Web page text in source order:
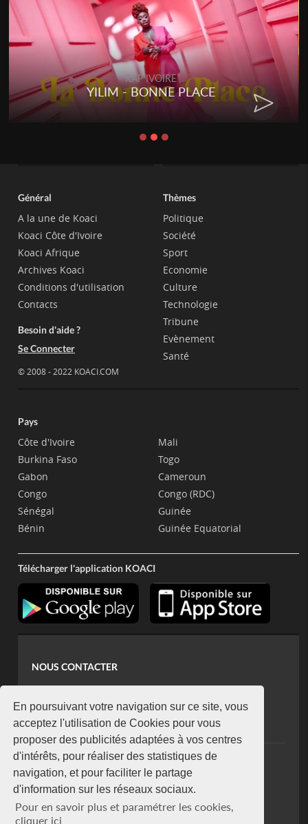
En poursuivant votre navigation sur ce site, vous
acceptez l'utilisation de Cookies pour vous
proposer des publicités adaptées à vos centres
d'intérêts, pour réaliser des statistiques de
navigation, et pour faciliter le partage
d'information sur les réseaux sociaux.
Pour en savoir plus et paramétrer les cookies,
cliquer ici
IVOIRE
PLACE
RAP
RENARD
Général
A la une de Koaci
Koaci Côte d'Ivoire
Koaci Afrique
Archives Koaci
Conditions d'utilisation
Contacts
Besoin d'aide ?
Se Connecter
© 2008 - 2022 KOACI.COM
Thèmes
Politique
Société
Sport
Economie
Culture
Technologie
Tribune
Evènement
Santé
Pays
Côte d'Ivoire
Burkina Faso
Gabon
Congo
Sénégal
Bénin
Mali
Togo
Cameroun
Congo (RDC)
Guinée
Guinée Equatorial
Télécharger l'application KOACI
NOUS CONTACTER
koaci@yahoo.fr
+225 07 08 85 52 93
NEWSLETTER
Restez connecté via notre newsletter
S'abonner
Se désabonner